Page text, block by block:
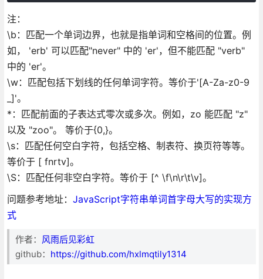
注：
\b：匹配一个单词边界，也就是指单词和空格间的位置。例
如， 'erb' 可以匹配"never" 中的 'er'，但不能匹配 "verb"
中的 'er'。
\w：匹配包括下划线的任何单词字符。等价于'[A-Za-z0-9
_]'。
*：匹配前面的子表达式零次或多次。例如，zo 能匹配 "z"
以及 "zoo"。 等价于{0,}。
\s：匹配任何空白字符，包括空格、制表符、换页符等等。
等价于 [ fnrtv]。
\S：匹配任何非空白字符。等价于 [^ \f\n\r\t\v]。
问题参考地址： JavaScript字符串单词首字母大写的实现方
式
作者： 风雨后见彩虹
github： https://github.com/hxlmqtily1314